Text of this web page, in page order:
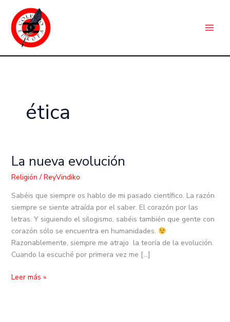
contenido
ética
La nueva evolución
Religión / ReyVindiko
Sabéis que siempre os hablo de mi pasado científico. La razón
siempre se siente atraída por el saber. El corazón por las
letras. Y siguiendo el silogismo, sabéis también que gente con
corazón sólo se encuentra en humanidades.
Razonablemente, siempre me atrajo la teoría de la evolución.
Cuando la escuché por primera vez me […]
La
evolución
Leer más »
a
t